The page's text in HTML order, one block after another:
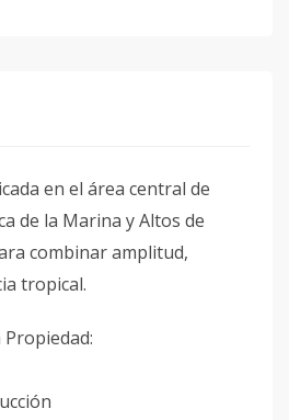
en el área central de
de la Marina y Altos de
combinar amplitud,
tropical.